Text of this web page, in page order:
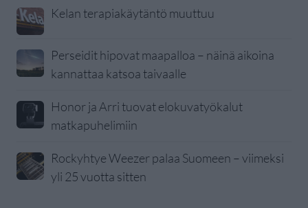
Kelan terapiakäytäntö muuttuu
Perseidit hipovat maapalloa – näinä aikoina
kannattaa katsoa taivaalle
Honor ja Arri tuovat elokuvatyökalut
matkapuhelimiin
Rockyhtye Weezer palaa Suomeen – viimeksi
yli 25 vuotta sitten